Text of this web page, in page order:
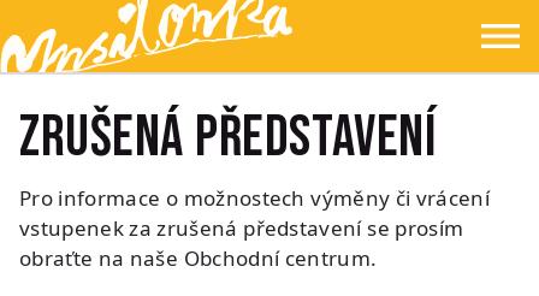
Přejít na hlavní obsah
Přejít na navigaci
Přejít na hledání
Ypsilonka ☰
Zrušená představení
Pro informace o možnostech výměny či vrácení
vstupenek za zrušená představení se prosím
obraťte na naše Obchodní centrum.